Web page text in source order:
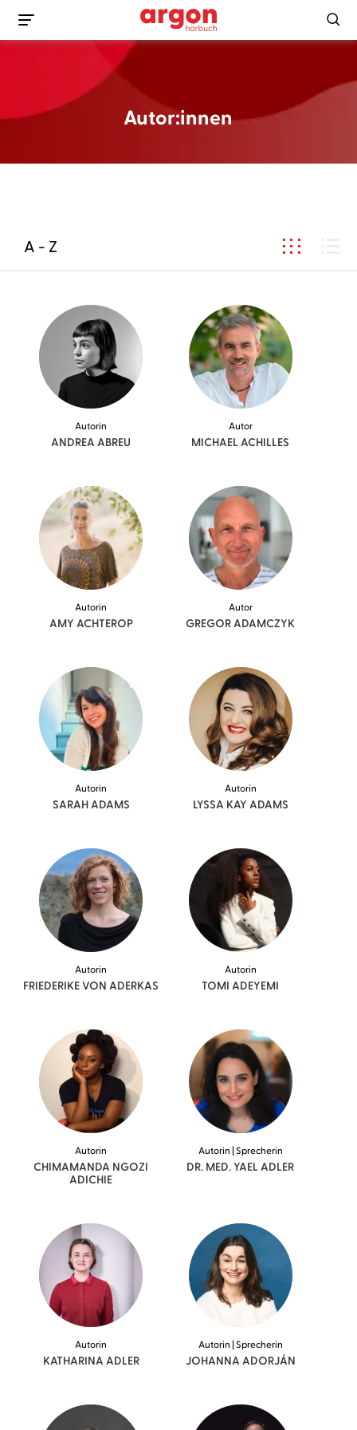
Autor:innen
A - Z
Autorin
ANDREAABREU
Autor
MICHAELACHILLES
Autorin
AMY ACHTEROP
Autor
GREGORADAMCZYK
Autorin
SARAHADAMS
Autorin
LYSSA KAY ADAMS
Autorin
FRIEDERIKE VONADERKAS
Autorin
TOMIADEYEMI
Autorin
CHIMAMANDA NGOZI
ADICHIE
Autorin | Sprecherin
DR. MED. YAELADLER
Autorin
KATHARINA ADLER
Autorin | Sprecherin
JOHANNA ADORJÁN